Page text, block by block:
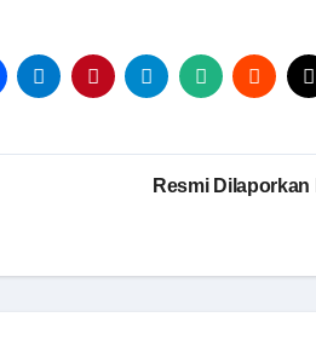
Resmi